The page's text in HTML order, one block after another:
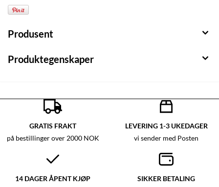
Produsent
Produktegenskaper
GRATIS FRAKT
på bestillinger over 2000 NOK
LEVERING 1-3 UKEDAGER
vi sender med Posten
14 DAGER ÅPENT KJØP SIKKER BETALING